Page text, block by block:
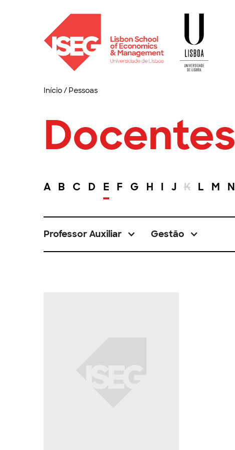
Início/ Pessoas
Docentes
A B C D E F G H I J K L M N
Professor Auxiliar Gestão